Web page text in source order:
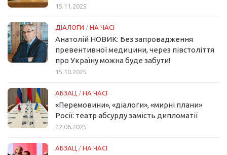
15.11.2025
ДІАЛОГИ / НА ЧАСІ
Анатолій НОВИК: Без запровадження
превентивної медицини, через півстоліття
про Україну можна буде забути!
15.10.2025
АБЗАЦ / НА ЧАСІ
«Перемовини», «діалоги», «мирні плани»
Росії: театр абсурду замість дипломатії
22.06.2025
АБЗАЦ / НА ЧАСІ